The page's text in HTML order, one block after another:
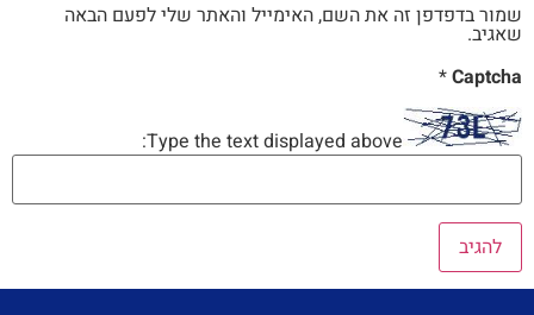
שמור בדפדפן זה את השם, האימייל והאתר שלי לפעם הבאה
שאגיב.
Captcha
*
Type the text displayed above: